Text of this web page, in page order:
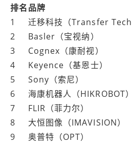
排名品牌
1
迁移科技（Transfer Tech
2
Basler（宝视纳）
3
Cognex（康耐视）
4
Keyence（基恩士）
5
Sony（索尼）
6
海康机器人（HIKROBOT）
7
FLIR（菲力尔）
8
大恒图像（IMAVISION）
9
奥普特（OPT）